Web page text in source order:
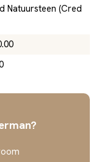
Natuursteen (Cred